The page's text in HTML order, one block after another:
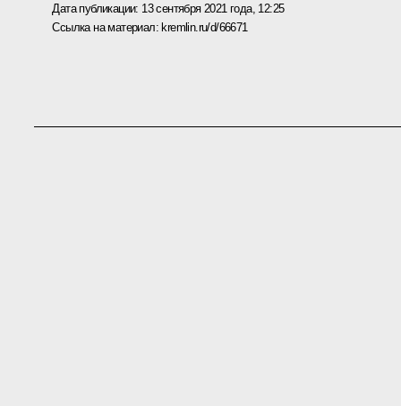
Дата публикации: 13 сентября 2021 года, 12:25
Ссылка на материал: kremlin.ru/d/66671